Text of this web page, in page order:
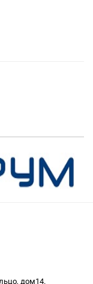
дом14.